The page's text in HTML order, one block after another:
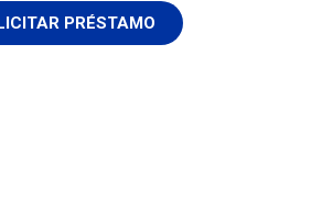
PRÉSTAMO